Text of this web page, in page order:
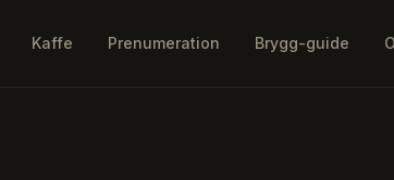
Kaffe Prenumeration Brygg-guide